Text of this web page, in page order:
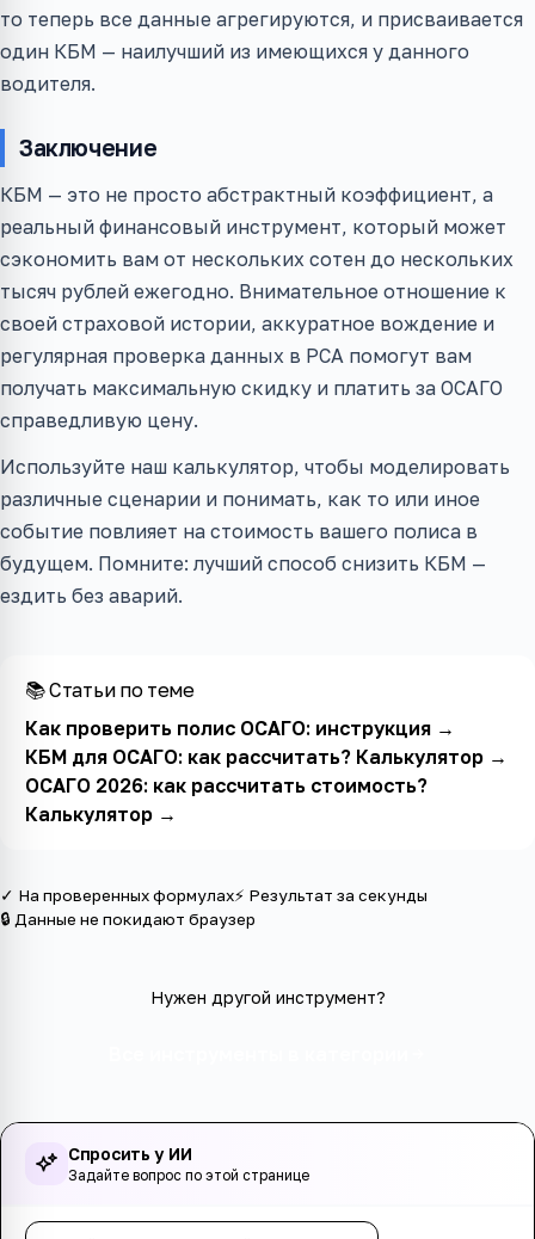
то теперь все данные агрегируются, и присваивается
один КБМ — наилучший из имеющихся у данного
водителя.
Заключение
КБМ — это не просто абстрактный коэффициент, а
реальный финансовый инструмент, который может
сэкономить вам от нескольких сотен до нескольких
тысяч рублей ежегодно. Внимательное отношение к
своей страховой истории, аккуратное вождение и
регулярная проверка данных в РСА помогут вам
получать максимальную скидку и платить за ОСАГО
справедливую цену.
Используйте наш калькулятор, чтобы моделировать
различные сценарии и понимать, как то или иное
событие повлияет на стоимость вашего полиса в
будущем. Помните: лучший способ снизить КБМ —
ездить без аварий.
📚 Статьи по теме
Как проверить полис ОСАГО: инструкция→
КБМ для ОСАГО: как рассчитать? Калькулятор→
ОСАГО 2026: как рассчитать стоимость?
Калькулятор→
✓ На проверенных формулах⚡ Результат за секунды
🔒 Данные не покидают браузер
Нужен другой инструмент?
Спросить у ИИ
Задайте вопрос по этой странице